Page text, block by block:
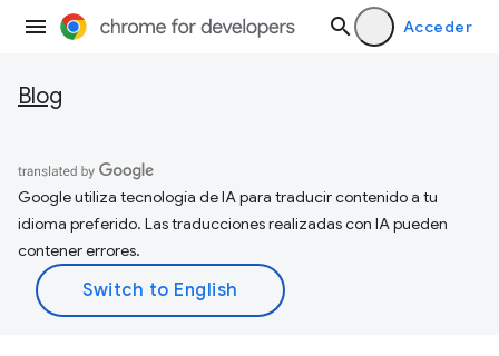
Acceder
Blog
Google utiliza tecnología de IA para traducir contenido a tu
idioma preferido. Las traducciones realizadas con IA pueden
contener errores.